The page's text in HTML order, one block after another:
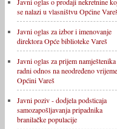
se nalazi u vlasništvu Općine
Javni oglas za izbor i imenovanje
direktora Opće biblioteke Vareš
Javni oglas za prijem namještenika
radni odnos na neodređeno
Općini Vareš
Javni poziv - dodjela podsticaja
samozapošljavanja pripadnika
branilačke populacije